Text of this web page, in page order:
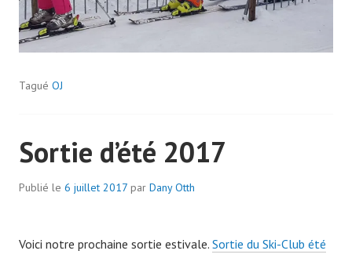
Tagué OJ
Sortie d’été 2017
Publié le 6 juillet 2017 par Dany Otth
Voici notre prochaine sortie estivale. Sortie du Ski-Club été